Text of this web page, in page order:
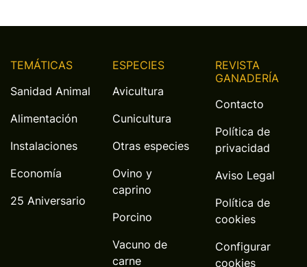
TEMÁTICAS
Sanidad Animal
Alimentación
Instalaciones
Economía
25 Aniversario
ESPECIES
Avicultura
Cunicultura
Otras especies
Ovino y
caprino
Porcino
Vacuno de
carne
REVISTA
GANADERÍA
Contacto
Política de
privacidad
Aviso Legal
Política de
cookies
Configurar
cookies